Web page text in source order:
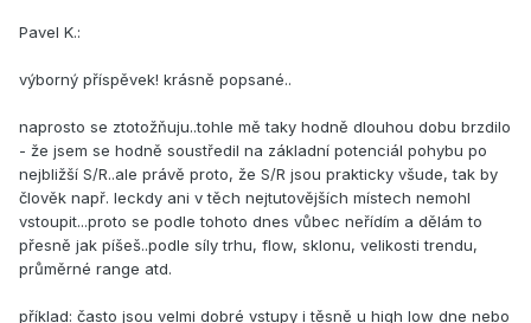
Pavel K.:
výborný příspěvek! krásně popsané..
naprosto se ztotožňuju..tohle mě taky hodně dlouhou dobu brzdilo
- že jsem se hodně soustředil na základní potenciál pohybu po
nejbližší S/R..ale právě proto, že S/R jsou prakticky všude, tak by
člověk např. leckdy ani v těch nejtutovějších místech nemohl
vstoupit...proto se podle tohoto dnes vůbec neřídím a dělám to
přesně jak píšeš..podle síly trhu, flow, sklonu, velikosti trendu,
průměrné range atd.
příklad: často jsou velmi dobré vstupy i těsně u high low dne nebo